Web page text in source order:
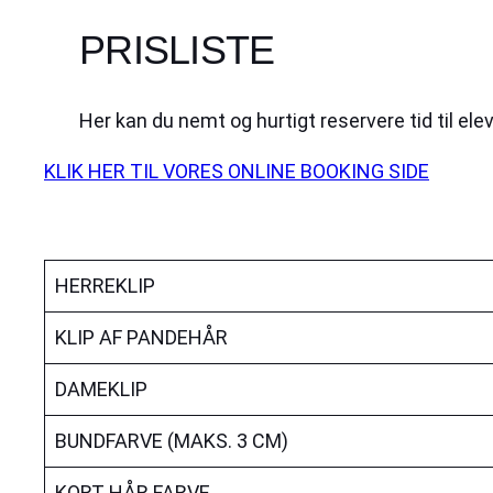
PRISLISTE
Her kan du nemt og hurtigt reservere tid til
KLIK HER TIL VORES ONLINE BOOKING SIDE
HERREKLIP
KLIP AF PANDEHÅR
DAMEKLIP
BUNDFARVE (MAKS. 3 CM)